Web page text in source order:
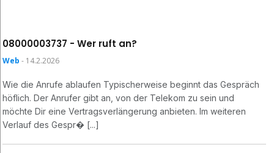
08000003737 - Wer ruft an?
Web - 14.2.2026
Wie die Anrufe ablaufen Typischerweise beginnt das Gespräch
höflich. Der Anrufer gibt an, von der Telekom zu sein und
möchte Dir eine Vertragsverlängerung anbieten. Im weiteren
Verlauf des Gespr� [...]